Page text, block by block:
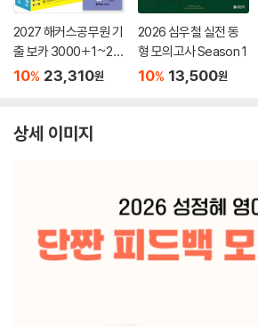
2027 해커스공무원 기
출 보카 3000+ 1~2권
+영어단어 미니암기장
10% 23,310원
2026 심우철 실전 동
형 모의고사 Season 1
10% 13,500원
상세 이미지